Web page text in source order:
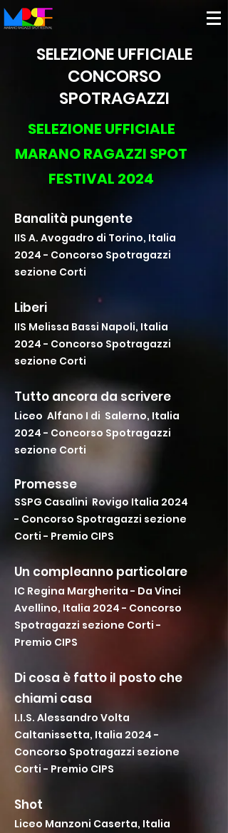
SELEZIONE UFFICIALE
CONCORSO
SPOTRAGAZZI
SELEZIONE UFFICIALE
MARANO RAGAZZI SPOT
FESTIVAL 2024
Banalità pungente
IIS A. Avogadro di Torino, Italia
2024 - Concorso Spotragazzi
sezione Corti
Liberi
IIS Melissa Bassi Napoli, Italia
2024 - Concorso Spotragazzi
sezione Corti
Tutto ancora da scrivere
Liceo Alfano I di Salerno, Italia
2024 - Concorso Spotragazzi
sezione Corti
Promesse
SSPG Casalini Rovigo Italia 2024
- Concorso Spotragazzi sezione
Corti - Premio CIPS
Un compleanno particolare
IC Regina Margherita - Da Vinci
Avellino, Italia 2024 - Concorso
Spotragazzi sezione Corti -
Premio CIPS
Di cosa è fatto il posto che
chiami casa
I.I.S. Alessandro Volta
Caltanissetta, Italia 2024 -
Concorso Spotragazzi sezione
Corti - Premio CIPS
Shot
Liceo Manzoni Caserta, Italia